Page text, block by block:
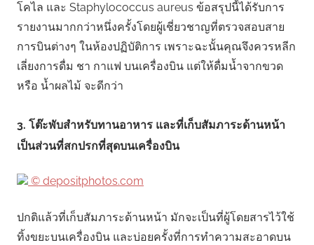
โคไล และ Staphylococcus aureus ข้อสรุปนี้ได้รับการ
รายงานมากกว่าหนึ่งครั้งโดยผู้เชี่ยวชาญที่ตรวจสอบสาย
การบินต่างๆ ในห้องปฏิบัติการ เพราะฉะนั้นคุณจึงควรหลีก
เลี่ยงการดื่ม ชา กาแฟ บนเครื่องบิน แต่ให้ดื่มน้ำจากขวด
หรือ น้ำผลไม้ จะดีกว่า
3. โต๊ะพับสำหรับทานอาหาร และที่เก็บสัมภาระด้านหน้า
เป็นส่วนที่สกปรกที่สุดบนเครื่องบิน
© depositphotos.com
ปกติแล้วที่เก็บสัมภาระด้านหน้า มักจะเป็นที่ผู้โดยสารไว้ใช้
ทิ้งขยะบนเครื่องบิน และบ่อยครั้งที่การทำความสะอาดบน